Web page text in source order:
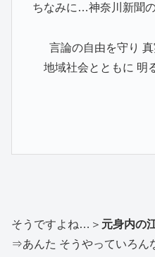
ちなみに…神奈川新聞
言論の自由を守り
地域社会とともに 明
そうですよね…＞ 元身内の
⇒あんた そうやっていろん